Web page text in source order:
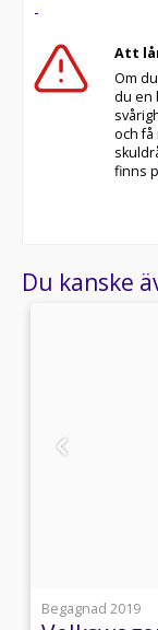
-
Att
Om
du en
och få
finns
Du kanske
Begagnad 2019